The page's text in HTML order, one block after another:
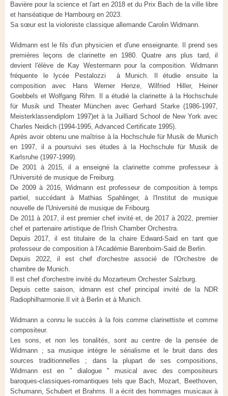
Bavière pour la science et l'art en 2018 et du Prix Bach de la ville libre
et hanséatique de Hambourg en 2023.
Sa sœur est la violoniste classique allemande Carolin Widmann.
Widmann est le fils d'un physicien et d'une enseignante. Il prend ses
premières leçons de clarinette en 1980. Quatre ans plus tard, il
devient l'élève de Kay Westermann pour la composition. Widmann
fréquente le lycée Pestalozzi à Munich. Il étudie ensuite la
composition avec Hans Werner Henze, Wilfried Hiller, Heiner
Goebbels et Wolfgang Rihm. Il a étudié la clarinette à la Hochschule
für Musik und Theater München avec Gerhard Starke (1986-1997,
Meisterklassendiplom 1997)et à la Juilliard School de New York avec
Charles Neidich (1994-1995, Advanced Certificate 1995).
Après avoir obtenu une maîtrise à la Hochschule für Musik de Munich
en 1997, il a poursuivi ses études à la Hochschule für Musik de
Karlsruhe (1997-1999).
De 2001 à 2015, il a enseigné la clarinette comme professeur à
l'Université de musique de Freiburg.
De 2009 à 2016, Widmann est professeur de composition à temps
partiel, succédant à Mathias Spahlinger, à l'Institut de musique
nouvelle de l'Université de musique de Fribourg.
De 2011 à 2017, il est premier chef invité et, de 2017 à 2022, premier
chef et partenaire artistique de l'Irish Chamber Orchestra.
Depuis 2017, il est titulaire de la chaire Edward-Said en tant que
professeur de composition à l'Académie Barenboim-Said de Berlin.
Depuis 2022, il est chef d'orchestre associé de l'Orchestre de
chambre de Munich.
Il est chef d'orchestre invité du Mozarteum Orchester Salzburg.
Depuis cette saison, idmann est chef principal invité de la NDR
Radiophilharmonie.Il vit à Berlin et à Munich.
Widmann a connu le succès à la fois comme clarinettiste et comme
compositeur.
Les sons, et non les tonalités, sont au centre de la pensée de
Widmann ; sa musique intègre le sérialisme et le bruit dans des
sources traditionnelles ; dans la plupart de ses compositions,
Widmann est en " dialogue " musical avec des compositeurs
baroques-classiques-romantiques tels que Bach, Mozart, Beethoven,
Schumann, Schubert et Brahms. Il a écrit des hommages musicaux à